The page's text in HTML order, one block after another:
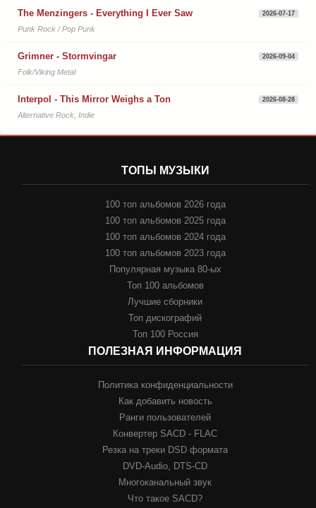
The Menzingers - Everything I Ever Saw 2026-07-17
Punk Rock / Pop Punk
Grimner - Stormvingar 2026-09-04
Folk/Viking Metal
Interpol - This Mirror Weighs a Ton 2026-08-28
Alternative Rock, Indie
ТОПЫ МУЗЫКИ
100 топ альбомов 2026 года
100 топ альбомов 2025 года
100 топ альбомов 2024 года
100 топ альбомов 2023 года
Популярная музыка 80-ых
Топ 100 альбомов
Лучшие сборники
Топ дискографий
Топ 100 Россия
ПОЛЕЗНАЯ ИНФОРМАЦИЯ
Политика конфиденциальности
Как добавить новость
Ранги пользователей
Конвертер SACD - FLAC
Резка на треки DSD формата
DVD-Audio, DTS-CD
Многоканальный звук
Что такое SACD?